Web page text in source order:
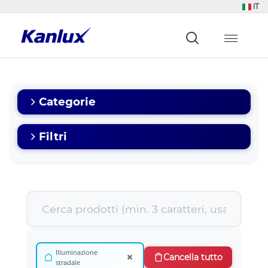
IT
główna
Categorie
Filtri
Illuminazione
stradale
× Cancella tutto